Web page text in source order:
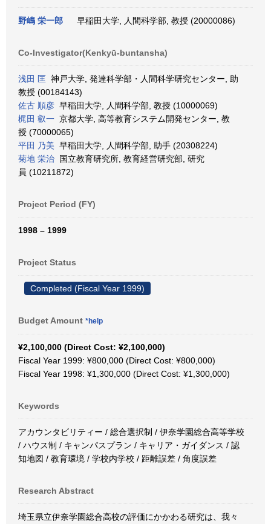
野嶋 栄一郎 早稲田大学, 人間科学部, 教授 (20000086)
Co-Investigator(Kenkyū-buntansha)
浅田 匡 神戸大学, 発達科学部・人間科学研究センター, 助
教授 (00184143)
佐古 順彦 早稲田大学, 人間科学部, 教授 (10000069)
梶田 叡一 京都大学, 高等教育システム開発センター, 教
授 (70000065)
平田 乃美 早稲田大学, 人間科学部, 助手 (20308224)
菊地 栄治 国立教育研究所, 教育経営研究部, 研究
員 (10211872)
Project Period (FY)
1998 – 1999
Project Status
Completed (Fiscal Year 1999)
Budget Amount *help
¥2,100,000 (Direct Cost: ¥2,100,000)
Fiscal Year 1999: ¥800,000 (Direct Cost: ¥800,000)
Fiscal Year 1998: ¥1,300,000 (Direct Cost: ¥1,300,000)
Keywords
アカウンタビリティー / 総合選択制 / 伊奈学園総合高等学校
/ ハウス制 / キャンパスプラン / キャリア・ガイダンス / 認
知地図 / 教育環境 / 学校内学校 / 距離誤差 / 角度誤差
Research Abstract
埼玉県立伊奈学園総合高校の評価にかかわる研究は、我々